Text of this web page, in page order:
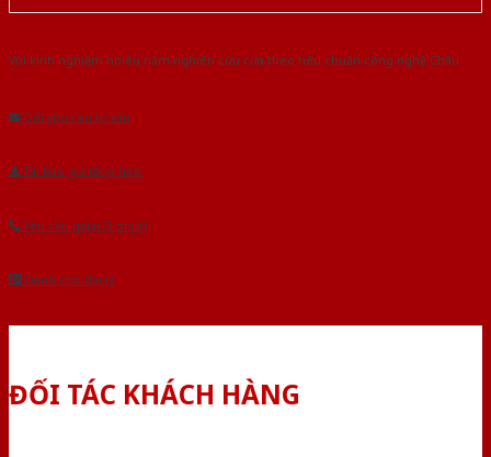
Với kinh nghiệm nhiêu năm nghiên cứu cửa theo tiêu chuẩn công nghệ Châu
Gửi yêu cầu tư vấn
Tải báo giá tổng hợp
Yêu cầu gọi lại (3 phút)
Dành cho đại lý
ĐỐI TÁC KHÁCH HÀNG